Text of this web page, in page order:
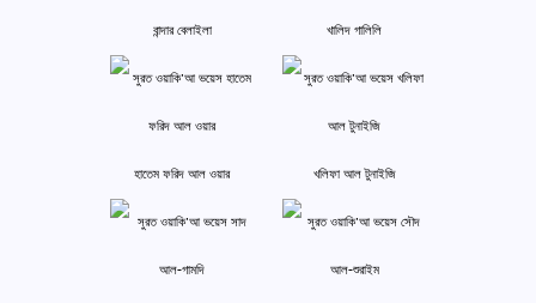
বান্দার বেলাইলা খালিদ গালিলি
হাতেম ফরিদ আল ওয়ার খলিফা আল টুনাইজি